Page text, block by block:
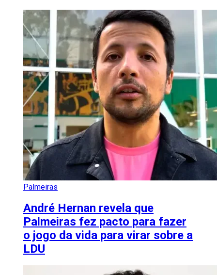
Palmeiras
André Hernan revela que
Palmeiras fez pacto para fazer
o jogo da vida para virar sobre a
LDU